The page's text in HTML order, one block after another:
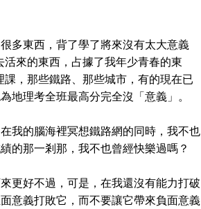
多東西，背了學了將來沒有太大意義
來的東西，占據了我年少青春的東
，那些鐵路、那些城市，有的現在已
地理考全班最高分完全沒「意義」。
我的腦海裡冥想鐵路網的同時，我不也
的那一剎那，我不也曾經快樂過嗎？
更好不過，可是，在我還沒有能力打破
意義打敗它，而不要讓它帶來負面意義